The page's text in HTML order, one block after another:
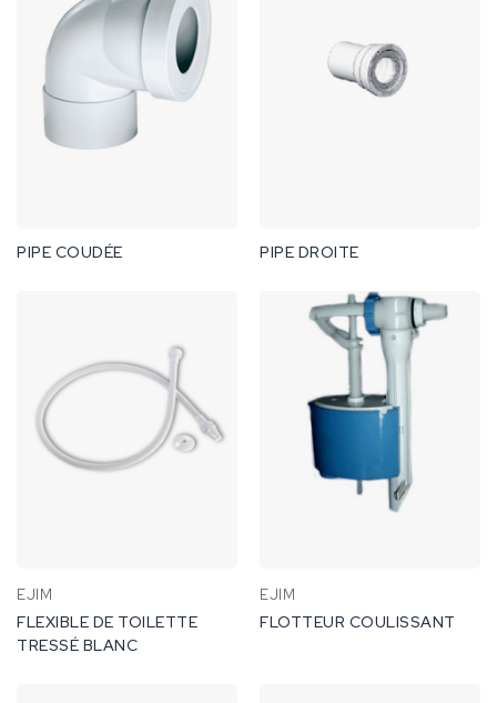
PIPE COUDÉE PIPE DROITE
EJIM
FLEXIBLE DE TOILETTE
TRESSÉ BLANC
EJIM
FLOTTEUR COULISSANT